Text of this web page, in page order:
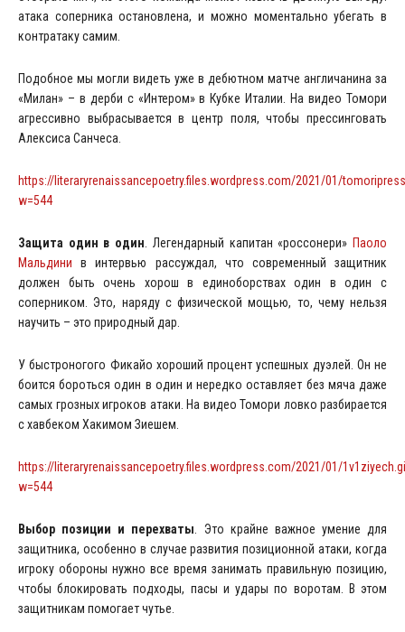
атака соперника остановлена, и можно моментально убегать в
контратаку самим.
Подобное мы могли видеть уже в дебютном матче англичанина за
«Милан» – в дерби с «Интером» в Кубке Италии. На видео Томори
агрессивно выбрасывается в центр поля, чтобы прессинговать
Алексиса Санчеса.
https://literaryrenaissancepoetry.files.wordpress.com/2021/01/
w=544
Защита один в один. Легендарный капитан «россонери» Паоло
Мальдини в интервью рассуждал, что современный защитник
должен быть очень хорош в единоборствах один в один с
соперником. Это, наряду с физической мощью, то, чему нельзя
научить – это природный дар.
У быстроногого Фикайо хороший процент успешных дуэлей. Он не
боится бороться один в один и нередко оставляет без мяча даже
самых грозных игроков атаки. На видео Томори ловко разбирается
с хавбеком Хакимом Зиешем.
https://literaryrenaissancepoetry.files.wordpress.com/2021/01/
w=544
Выбор позиции и перехваты. Это крайне важное умение для
защитника, особенно в случае развития позиционной атаки, когда
игроку обороны нужно все время занимать правильную позицию,
чтобы блокировать подходы, пасы и удары по воротам. В этом
защитникам помогает чутье.